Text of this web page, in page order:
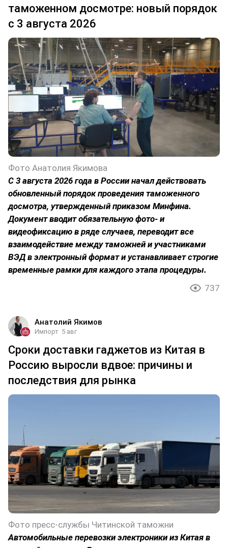
таможенном досмотре: новый порядок
с 3 августа 2026
Фото Анатолия Якимова
С 3 августа 2026 года в России начал действовать
обновленный порядок проведения таможенного
досмотра, утвержденный приказом Минфина.
Документ вводит обязательную фото- и
видеофиксацию в ряде случаев, переводит все
взаимодействие между таможней и участниками
ВЭД в электронный формат и устанавливает строгие
временные рамки для каждого этапа процедуры.
737
Анатолий Якимов
Импорт 5 авг
Сроки доставки гаджетов из Китая в
Россию выросли вдвое: причины и
последствия для рынка
Фото пресс-службы Читинской таможни
Автомобильные перевозки электроники из Китая в